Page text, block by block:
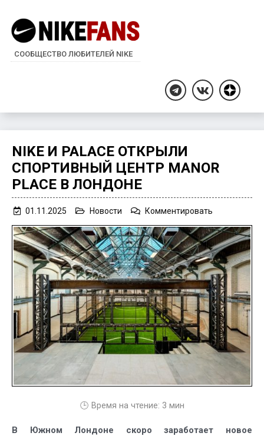
СООБЩЕСТВО ЛЮБИТЕЛЕЙ NIKE
TelegramВКонтакте
Дзен
NIKE И PALACE ОТКРЫЛИ
СПОРТИВНЫЙ ЦЕНТР MANOR
PLACE В ЛОНДОНЕ
01.11.2025 Новости Комментировать
и
Palace
открыли
спортивный
центр
Manor
Place
в
Лондоне
🕒 Время на чтение: 3 мин
В Южном Лондоне скоро заработает новое